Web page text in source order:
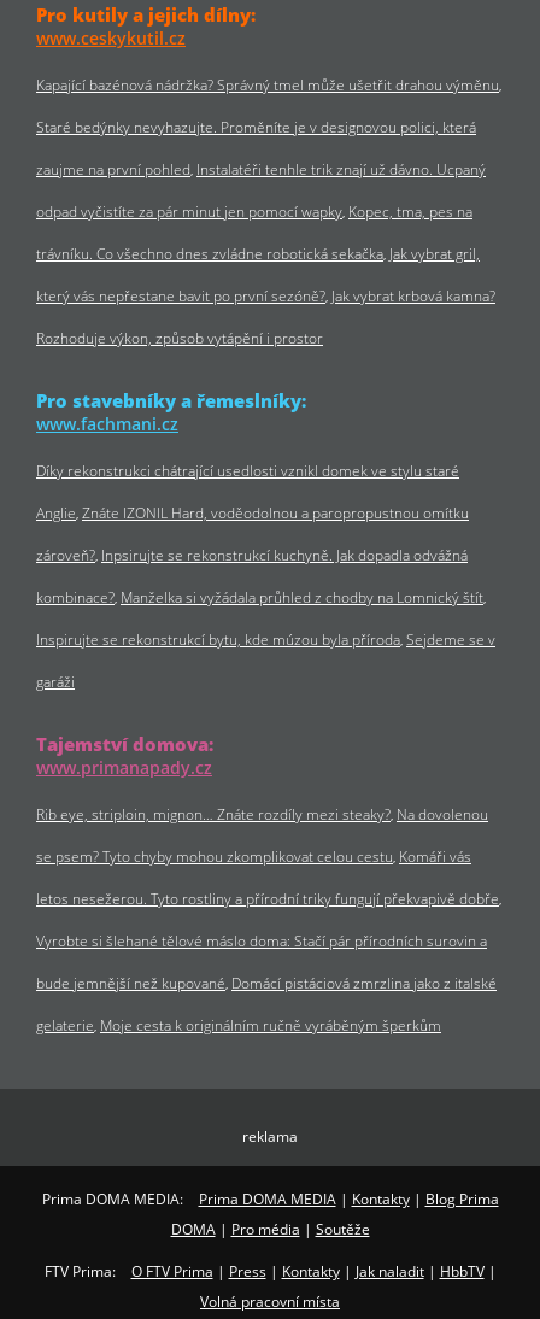
Pro kutily a jejich dílny:
www.ceskykutil.cz
Kapající bazénová nádržka? Správný tmel může ušetřit drahou výměnu
Staré bedýnky nevyhazujte. Proměníte je v designovou polici, která
zaujme na první pohled Instalatéři tenhle trik znají už dávno. Ucpaný
odpad vyčistíte za pár minut jen pomocí wapky Kopec, tma, pes na
trávníku. Co všechno dnes zvládne robotická sekačka Jak vybrat gril,
který vás nepřestane bavit po první sezóně? Jak vybrat krbová kamna?
Rozhoduje výkon, způsob vytápění i prostor
Pro stavebníky a řemeslníky:
www.fachmani.cz
Díky rekonstrukci chátrající usedlosti vznikl domek ve stylu staré
Anglie Znáte IZONIL Hard, voděodolnou a paropropustnou omítku
zároveň? Inpsirujte se rekonstrukcí kuchyně. Jak dopadla odvážná
kombinace? Manželka si vyžádala průhled z chodby na Lomnický štít
Inspirujte se rekonstrukcí bytu, kde múzou byla příroda Sejdeme se v
garáži
Tajemství domova:
www.primanapady.cz
Rib eye, striploin, mignon… Znáte rozdíly mezi steaky? Na dovolenou
se psem? Tyto chyby mohou zkomplikovat celou cestu Komáři vás
letos nesežerou. Tyto rostliny a přírodní triky fungují překvapivě dobře
Vyrobte si šlehané tělové máslo doma: Stačí pár přírodních surovin a
bude jemnější než kupované Domácí pistáciová zmrzlina jako z italské
gelaterie Moje cesta k originálním ručně vyráběným šperkům
reklama
Prima DOMA MEDIA: Prima DOMA MEDIA| Kontakty| Blog Prima
DOMA| Pro média | Soutěže
FTV Prima: O FTV Prima | Press| Kontakty| Jak naladit| HbbTV|
Volná pracovní místa